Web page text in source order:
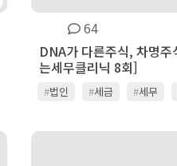
64
DNA가 다른주식, 차명
는세무클리닉 8회]
#법인 #세금 #세무